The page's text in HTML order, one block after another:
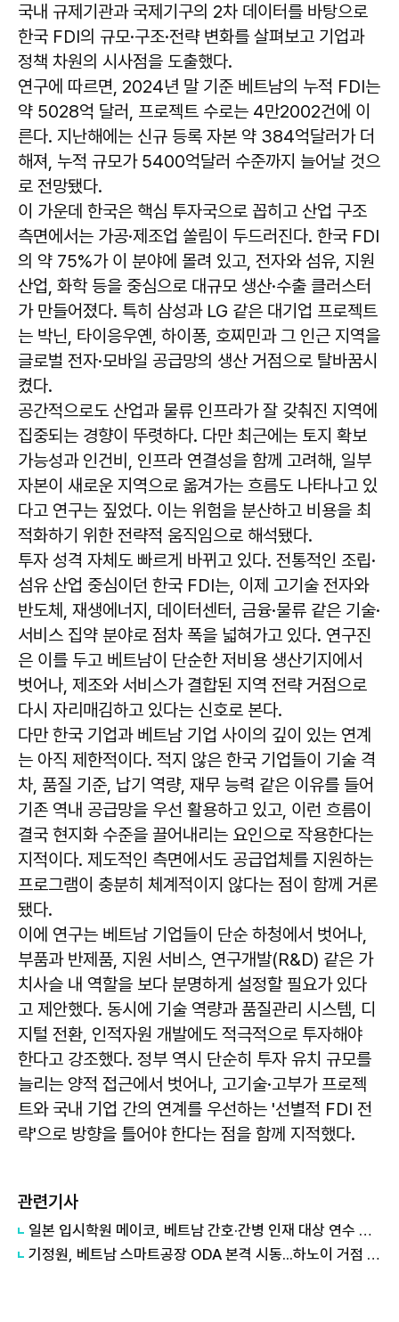
국내 규제기관과 국제기구의 2차 데이터를 바탕으로
한국 FDI의 규모·구조·전략 변화를 살펴보고 기업과
정책 차원의 시사점을 도출했다.
연구에 따르면, 2024년 말 기준 베트남의 누적 FDI는
약 5028억 달러, 프로젝트 수로는 4만2002건에 이
른다. 지난해에는 신규 등록 자본 약 384억달러가 더
해져, 누적 규모가 5400억달러 수준까지 늘어날 것으
로 전망됐다.
이 가운데 한국은 핵심 투자국으로 꼽히고 산업 구조
측면에서는 가공·제조업 쏠림이 두드러진다. 한국 FDI
의 약 75%가 이 분야에 몰려 있고, 전자와 섬유, 지원
산업, 화학 등을 중심으로 대규모 생산·수출 클러스터
가 만들어졌다. 특히 삼성과 LG 같은 대기업 프로젝트
는 박닌, 타이응우옌, 하이퐁, 호찌민과 그 인근 지역을
글로벌 전자·모바일 공급망의 생산 거점으로 탈바꿈시
켰다.
공간적으로도 산업과 물류 인프라가 잘 갖춰진 지역에
집중되는 경향이 뚜렷하다. 다만 최근에는 토지 확보
가능성과 인건비, 인프라 연결성을 함께 고려해, 일부
자본이 새로운 지역으로 옮겨가는 흐름도 나타나고 있
다고 연구는 짚었다. 이는 위험을 분산하고 비용을 최
적화하기 위한 전략적 움직임으로 해석됐다.
투자 성격 자체도 빠르게 바뀌고 있다. 전통적인 조립·
섬유 산업 중심이던 한국 FDI는, 이제 고기술 전자와
반도체, 재생에너지, 데이터센터, 금융·물류 같은 기술·
서비스 집약 분야로 점차 폭을 넓혀가고 있다. 연구진
은 이를 두고 베트남이 단순한 저비용 생산기지에서
벗어나, 제조와 서비스가 결합된 지역 전략 거점으로
다시 자리매김하고 있다는 신호로 본다.
다만 한국 기업과 베트남 기업 사이의 깊이 있는 연계
는 아직 제한적이다. 적지 않은 한국 기업들이 기술 격
차, 품질 기준, 납기 역량, 재무 능력 같은 이유를 들어
기존 역내 공급망을 우선 활용하고 있고, 이런 흐름이
결국 현지화 수준을 끌어내리는 요인으로 작용한다는
지적이다. 제도적인 측면에서도 공급업체를 지원하는
프로그램이 충분히 체계적이지 않다는 점이 함께 거론
됐다.
이에 연구는 베트남 기업들이 단순 하청에서 벗어나,
부품과 반제품, 지원 서비스, 연구개발(R&D) 같은 가
치사슬 내 역할을 보다 분명하게 설정할 필요가 있다
고 제안했다. 동시에 기술 역량과 품질관리 시스템, 디
지털 전환, 인적자원 개발에도 적극적으로 투자해야
한다고 강조했다. 정부 역시 단순히 투자 유치 규모를
늘리는 양적 접근에서 벗어나, 고기술·고부가 프로젝
트와 국내 기업 간의 연계를 우선하는 '선별적 FDI 전
략'으로 방향을 틀어야 한다는 점을 함께 지적했다.
관련기사
일본 입시학원 메이코, 베트남 간호·간병 인재 대상 연수 위탁 수주
기정원, 베트남 스마트공장 ODA 본격 시동...하노이 거점 개소